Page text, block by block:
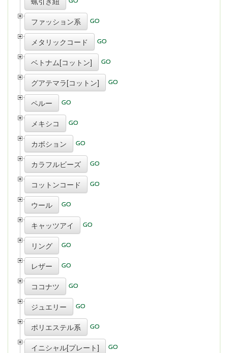
ファッション系
メタリックコード
ベトナム[コットン]
グアテマラ[コットン]
ペルー
メキシコ
カボション
カラフルビーズ
コットンコード
ウール
キャッツアイ
リング
レザー
ココナツ
ジュエリー
ポリエステル系
イニシャル[プレート]